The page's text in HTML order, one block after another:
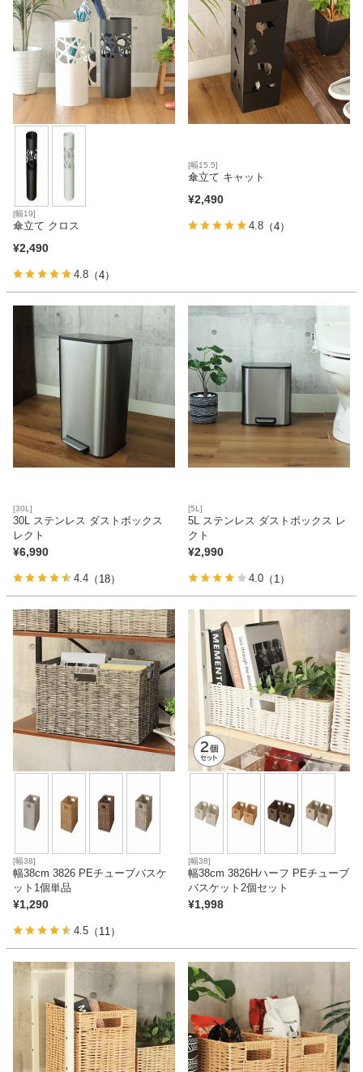
[幅19]
傘立て クロス
¥2,490
4.8 （4）
[幅15.5]
傘立て キャット
¥2,490
4.8 （4）
[30L]
30L ステンレス ダストボックス
レクト
¥6,990
4.4 （18）
[5L]
5L ステンレス ダストボックス レ
クト
¥2,990
4.0 （1）
[幅38]
幅38cm 3826 PEチューブバスケ
ット1個単品
¥1,290
4.5 （11）
[幅38]
幅38cm 3826Hハーフ PEチューブ
バスケット2個セット
¥1,998